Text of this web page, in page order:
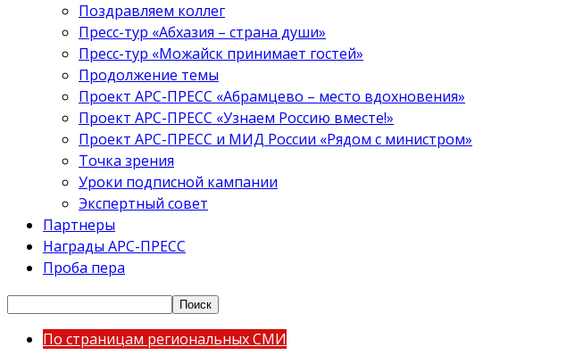
Поздравляем коллег
Пресс-тур «Абхазия – страна души»
Пресс-тур «Можайск принимает гостей»
Продолжение темы
Проект АРС-ПРЕСС «Абрамцево – место вдохновения»
Проект АРС-ПРЕСС «Узнаем Россию вместе!»
Проект АРС-ПРЕСС и МИД России «Рядом с министром»
Точка зрения
Уроки подписной кампании
Экспертный совет
Партнеры
Награды АРС-ПРЕСС
Проба пера
По страницам региональных СМИ